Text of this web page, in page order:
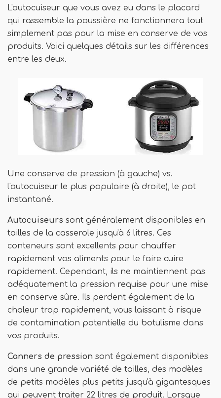
L'autocuiseur que vous avez eu dans le placard
qui rassemble la poussière ne fonctionnera tout
simplement pas pour la mise en conserve de vos
produits. Voici quelques détails sur les différences
entre les deux.
Une conserve de pression (à gauche) vs.
l'autocuiseur le plus populaire (à droite), le pot
instantané.
Autocuiseurs sont généralement disponibles en
tailles de la casserole jusqu'à 6 litres. Ces
conteneurs sont excellents pour chauffer
rapidement vos aliments pour le faire cuire
rapidement. Cependant, ils ne maintiennent pas
adéquatement la pression requise pour une mise
en conserve sûre. Ils perdent également de la
chaleur trop rapidement, vous laissant à risque
de contamination potentielle du botulisme dans
vos produits.
Canners de pression sont également disponibles
dans une grande variété de tailles, des modèles
de petits modèles plus petits jusqu'à gigantesques
qui peuvent traiter 22 litres de produit. Lorsque